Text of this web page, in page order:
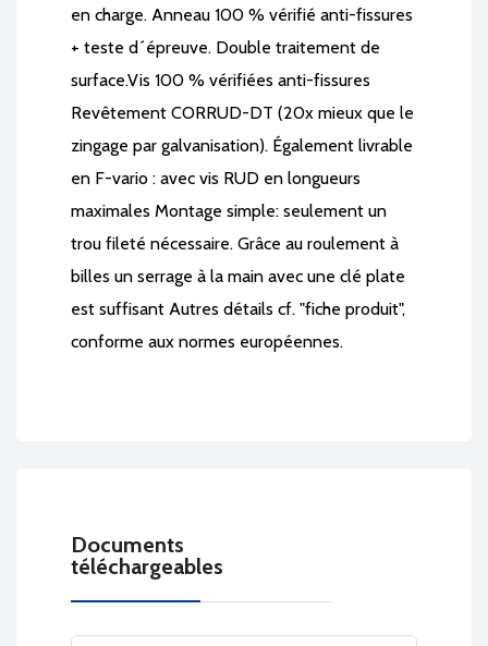
en charge. Anneau 100 % vérifié anti-fissures
+ teste d´épreuve. Double traitement de
surface.Vis 100 % vérifiées anti-fissures
Revêtement CORRUD-DT (20x mieux que le
zingage par galvanisation). Également livrable
en F-vario : avec vis RUD en longueurs
maximales Montage simple: seulement un
trou fileté nécessaire. Grâce au roulement à
billes un serrage à la main avec une clé plate
est suffisant Autres détails cf. "fiche produit",
conforme aux normes européennes.
Documents
téléchargeables